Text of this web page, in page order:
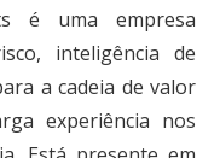
é uma empresa
inteligência de
a cadeia de valor
experiência nos